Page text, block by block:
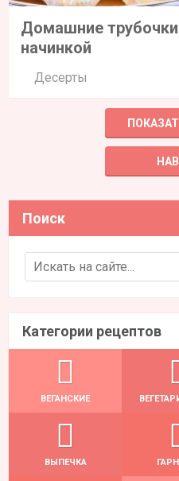
Домашние трубочки
начинкой
Десерты
Поиск
Search for:
Категории рецептов
ВЕГАНСКИЕ
ВЫПЕЧКА